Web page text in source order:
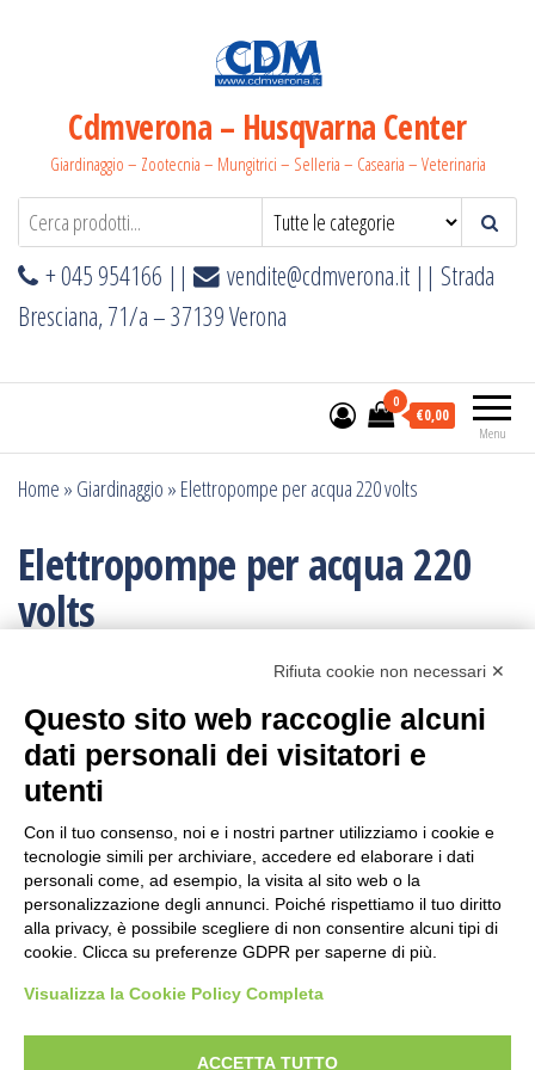
Cdmverona – Husqvarna Center
Giardinaggio – Zootecnia – Mungitrici – Selleria – Casearia – Veterinaria
+ 045 954166 || vendite@cdmverona.it || Strada
Bresciana, 71/a – 37139 Verona
Menu
0
€0,00
Home » Giardinaggio » Elettropompe per acqua 220 volts
Elettropompe per acqua 220
volts
alla tua selezione.
NB.
Per informazioni sul pagamento mandare una mail.
Ogni ordine, avrà un costo di trasporto variabile da
minimo € 10,00:poichè vengono effettuati con imballi e procedure
speciali.Per conoscere la tariffa corretta della spedizione,
conviene fare l’ordine e poi viene inviato il corretto
tariffario: l’ordine può essere annullato in ogni momento.
, anche in caso di rimborso.
Rifiuta cookie non necessari ✕
Questo sito web raccoglie alcuni
dati personali dei visitatori e
utenti
Con il tuo consenso, noi e i nostri partner utilizziamo i cookie e
tecnologie simili per archiviare, accedere ed elaborare i dati
personali come, ad esempio, la visita al sito web o la
personalizzazione degli annunci. Poiché rispettiamo il tuo diritto
alla privacy, è possibile scegliere di non consentire alcuni tipi di
cookie. Clicca su preferenze GDPR per saperne di più.
Visualizza la Cookie Policy Completa
ACCETTA TUTTO